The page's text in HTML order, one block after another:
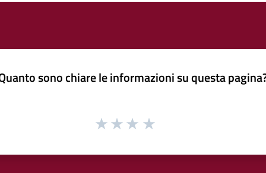
sono chiare le informazioni su questa